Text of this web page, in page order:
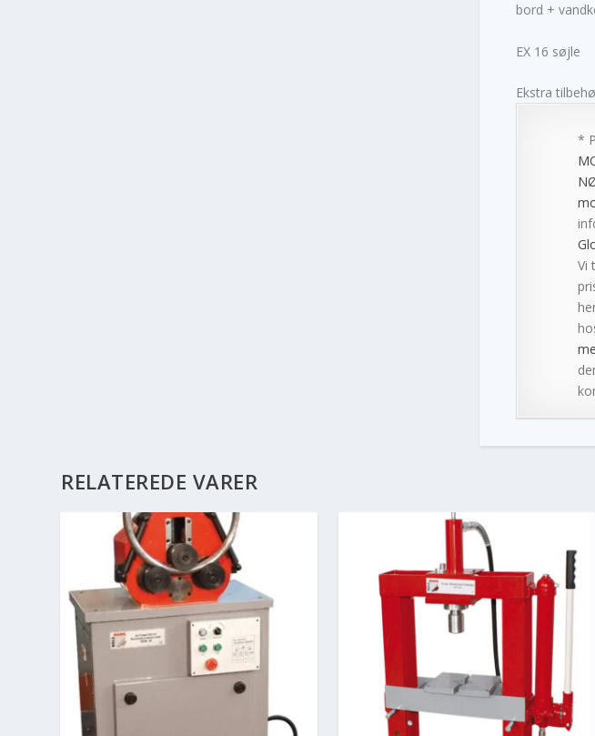
bord +
EX 16 søjle
Ekstra
*
Vi
RELATEREDE VARER